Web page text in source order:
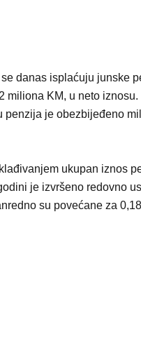
danas isplaćuju junske
miliona KM, u neto iznosu.
penzija je obezbijeđeno
ukupan iznos
je izvršeno redovno
su povećane za